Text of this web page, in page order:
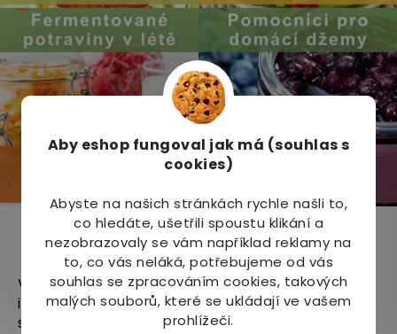
Aby eshop fungoval jak má (souhlas s
cookies)
Abyste na našich stránkách rychle našli to,
co hledáte, ušetřili spoustu klikání a
nezobrazovaly se vám například reklamy na
to, co vás neláká, potřebujeme od vás
souhlas se zpracováním cookies, takových
malých souborů, které se ukládají ve vašem
prohlížeči.
Odebírat newsletter
Vložte svůj e-mail a my vám budeme zasílat
informace o nových produktech na našem e-
shopu.